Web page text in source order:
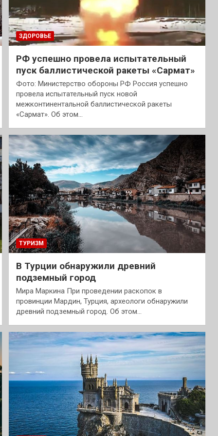
ЗДОРОВЬЕ
РФ успешно провела испытательный
пуск баллистической ракеты «Сармат»
Фото: Министерство обороны РФ Россия успешно
провела испытательный пуск новой
межконтинентальной баллистической ракеты
«Сармат». Об этом…
ТУРИЗМ
В Турции обнаружили древний
подземный город
Мира Маркина При проведении раскопок в
провинции Мардин, Турция, археологи обнаружили
древний подземный город. Об этом…